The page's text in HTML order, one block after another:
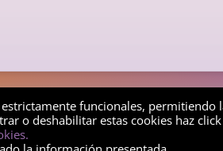
funcionales, permitiendo
o deshabilitar estas cookies haz